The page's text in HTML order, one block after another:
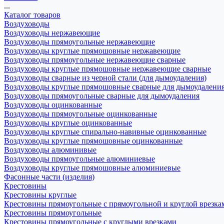
...
Каталог товаров
Воздуховоды
Воздуховоды нержавеющие
Воздуховоды прямоугольные нержавеющие
Воздуховоды круглые прямошовные нержавеющие
Воздуховоды прямоугольные нержавеющие сварные
Воздуховоды круглые прямошовные нержавеющие сварные
Воздуховоды сварные из черной стали (для дымоудаления)
Воздуховоды круглые прямошовные сварные для
Воздуховоды прямоугольные сварные для дымоудаления
Воздуховоды оцинкованные
Воздуховоды прямоугольные оцинкованные
Воздуховоды круглые оцинкованные
Воздуховоды круглые спирально-навивные оцинкованные
Воздуховоды круглые прямошовные оцинкованные
Воздуховоды алюминивые
Воздуховоды прямоугольные алюминиевые
Воздуховоды круглые прямошовные алюминиевые
Фасонные части (изделия)
Крестовины
Крестовины круглые
Крестовины прямоугольные с прямоугольной и круглой
Крестовины прямоугольные
Крестовины прямоугольные с круглыми врезками